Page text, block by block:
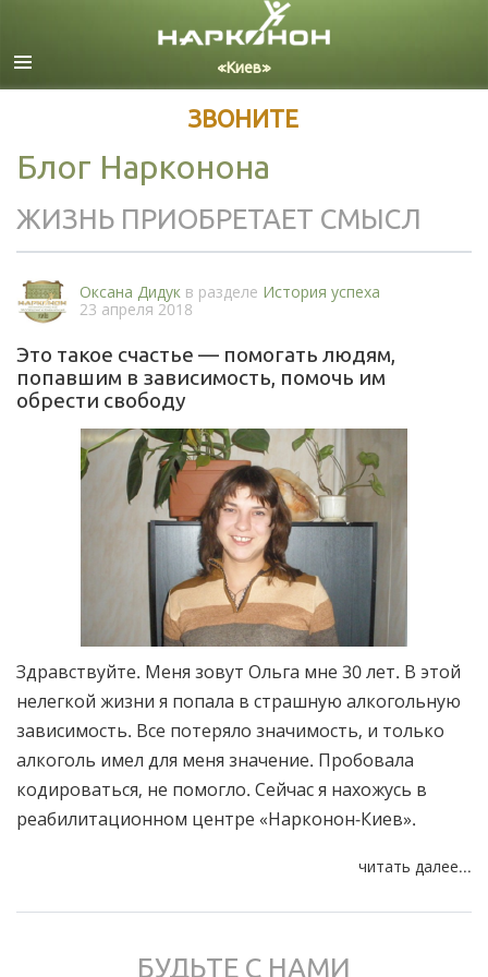
Русский
ЗВОНИТЕ
Блог Нарконона
ЖИЗНЬ ПРИОБРЕТАЕТ СМЫСЛ
Оксана Дидук в разделе История успеха
23 апреля 2018
Это такое счастье — помогать людям,
попавшим в зависимость, помочь им
обрести свободу
Здравствуйте. Меня зовут Ольга мне 30 лет. В этой
нелегкой жизни я попала в страшную алкогольную
зависимость. Все потеряло значимость, и только
алкоголь имел для меня значение. Пробовала
кодироваться, не помогло. Сейчас я нахожусь в
реабилитационном центре «Нарконон-Киев».
читать далее...
БУДЬТЕ С НАМИ